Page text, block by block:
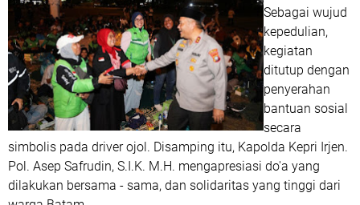
Sebagai wujud
kepedulian,
kegiatan
ditutup dengan
penyerahan
bantuan sosial
secara
simbolis pada driver ojol. Disamping itu, Kapolda Kepri Irjen.
Pol. Asep Safrudin, S.I.K. M.H. mengapresiasi do'a yang
dilakukan bersama - sama, dan solidaritas yang tinggi dari